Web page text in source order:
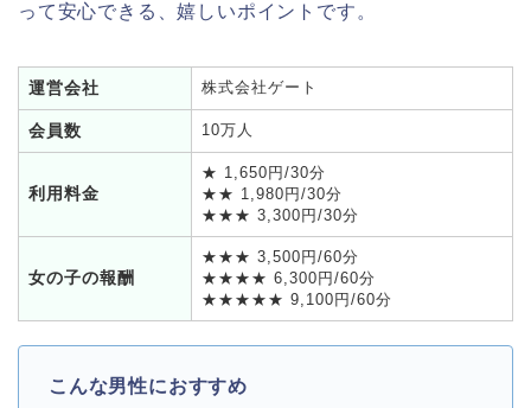
って安心できる、嬉しいポイントです。
運営会社 株式会社ゲート
会員数 10万人
利用料金
★ 1,650円/30分
★★ 1,980円/30分
★★★ 3,300円/30分
女の子の報酬
★★★ 3,500円/60分
★★★★ 6,300円/60分
★★★★★ 9,100円/60分
こんな男性におすすめ